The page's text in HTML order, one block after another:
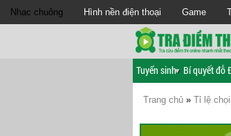
Nhạc chuông Hình nền điện thoại Game
Tuyển sinh Bí quyết đỗ
Trang chủ » Tỉ lệ chọi